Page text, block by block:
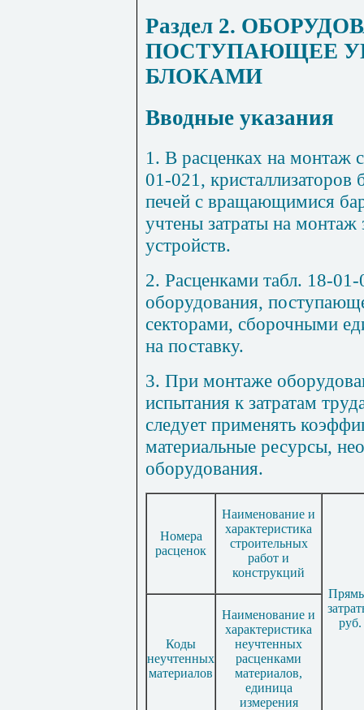
Раздел 2.
ПОСТУПАЮЩЕЕ
БЛОКАМИ
Вводные указания
1. В расценках на монтаж
01-021,
печей с вращающимися
учтены затраты на монтаж
устройств.
2. Расценками табл. 18-
оборудования,
секторами, сборочными
на поставку.
3. При монтаже
испытания к затратам
следует применять
материальные ресурсы,
оборудования.
Номера
расценок
Наименование и
характеристика
строительных
работ и
конструкций
руб.
Коды
неучтенных
материалов
Наименование и
характеристика
неучтенных
расценками
материалов,
единица
измерения